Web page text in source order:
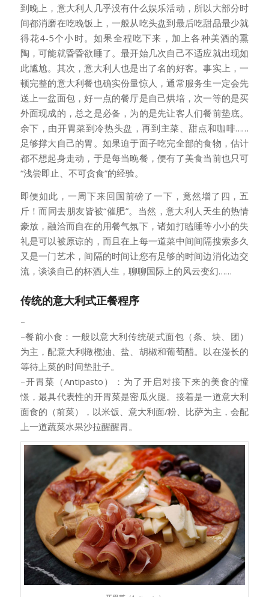
到晚上，意大利人几乎没有什么娱乐活动，所以大部分时
间都消磨在吃晚饭上，一般从吃头盘到最后吃甜品最少就
得花4-5个小时。如果全程吃下来，加上各种美酒的熏
陶，可能就昏昏欲睡了。最开始几次自己不适应就出现如
此尴尬。其次，意大利人也是出了名的好客。事实上，一
顿完整的意大利餐也确实份量惊人，通常服务生一定会先
送上一盆面包，好一点的餐厅是自己烘培，次一等的是买
外面现成的，总之是必备，为的是先让客人们餐前垫底。
余下，由开胃菜到冷热头盘，再到主菜、甜点和咖啡……
足够撑大自己的胃。如果迫于面子吃完全部的食物，估计
都不想起身走动，于是每当晚餐，便有了美食当前也只可
“浅尝即止、不可贪食”的经验。
即便如此，一周下来回国前磅了一下，竟然增了四，五
斤！而同去朋友皆被“催肥”。当然，意大利人天生的热情
豪放，融洽而自在的用餐气氛下，诸如打瞌睡等小小的失
礼是可以被原谅的，而且在上每一道菜中间间隔搜索多久
又是一门艺术，间隔的时间让您有足够的时间边消化边交
流，谈谈自己的杯酒人生，聊聊国际上的风云变幻……
传统的意大利式正餐程序
–
–餐前小食：一般以意大利传统硬式面包（条、块、团）
为主，配意大利橄榄油、盐、胡椒和葡萄醋。以在漫长的
等待上菜的时间垫肚子。
–开胃菜（Antipasto）：为了开启对接下来的美食的憧
憬，最具代表性的开胃菜是密瓜火腿。接着是一道意大利
面食的（前菜），以米饭、意大利面/粉、比萨为主，会配
上一道蔬菜水果沙拉醒醒胃。